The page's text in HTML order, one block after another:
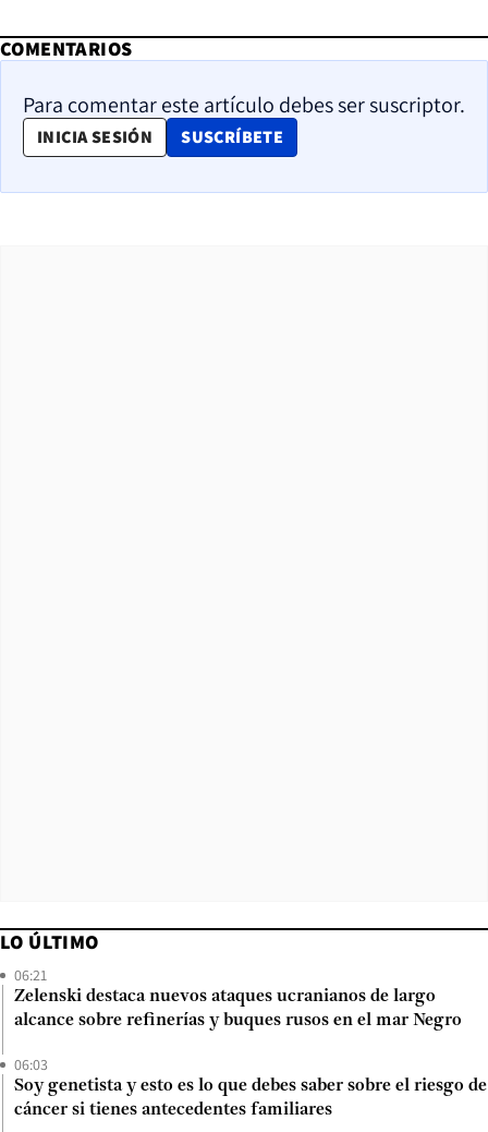
COMENTARIOS
Para comentar este artículo debes ser suscriptor.
INICIA SESIÓN SUSCRÍBETE
OPENS IN NEW WINDOW
LO ÚLTIMO
06:21
Zelenski destaca nuevos ataques ucranianos de largo
alcance sobre refinerías y buques rusos en el mar Negro
06:03
Soy genetista y esto es lo que debes saber sobre el riesgo de
cáncer si tienes antecedentes familiares